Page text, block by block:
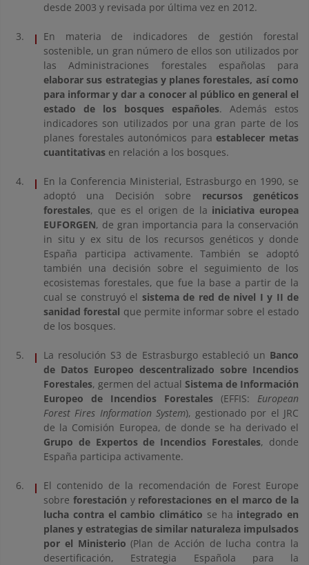
desde 2003 y revisada por última vez en 2012.
En materia de indicadores de gestión forestal
sostenible, un gran número de ellos son utilizados por
las Administraciones forestales españolas para
elaborar sus estrategias y planes forestales, así como
para informar y dar a conocer al público en general el
estado de los bosques españoles. Además estos
indicadores son utilizados por una gran parte de los
planes forestales autonómicos paraestablecer metas
cuantitativas en relación a los bosques.
En la Conferencia Ministerial, Estrasburgo en 1990, se
adoptó una Decisión sobre recursos genéticos
forestales, que es el origen de la iniciativa europea
EUFORGEN, de gran importancia para la conservación
in situ y ex situ de los recursos genéticos y donde
España participa activamente. También se adoptó
también una decisión sobre el seguimiento de los
ecosistemas forestales, que fue la base a partir de la
cual se construyó el sistema de red de nivel I y II de
sanidad forestal que permite informar sobre el estado
de los bosques.
La resolución S3 de Estrasburgo estableció un Banco
de Datos Europeo descentralizado sobre Incendios
Forestales, germen del actual Sistema de Información
Europeo de Incendios Forestales (EFFIS: European
Forest Fires Information System), gestionado por el JRC
de la Comisión Europea, de donde se ha derivado el
Grupo de Expertos de Incendios Forestales, donde
España participa activamente.
El contenido de la recomendación de Forest Europe
sobre forestación y reforestaciones en el marco de la
lucha contra el cambio climático se ha integrado en
planes y estrategias de similar naturaleza impulsados
por el Ministerio (Plan de Acción de lucha contra la
desertificación, Estrategia Española para la